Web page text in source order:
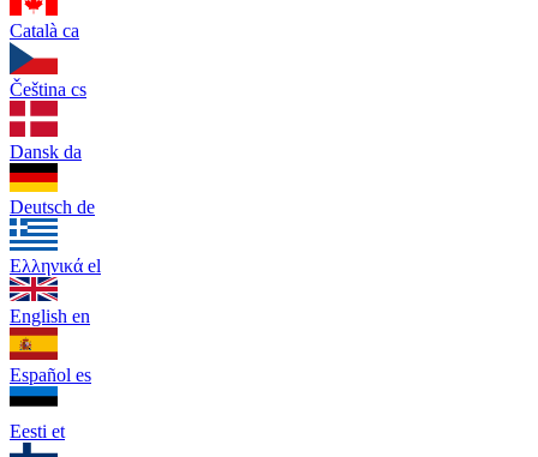
Català ca
Čeština cs
Dansk da
Deutsch de
Ελληνικά el
English en
Español es
Eesti et